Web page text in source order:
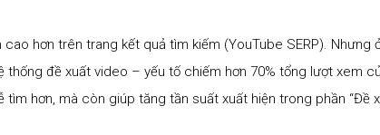
hơn trên trang kết quả tìm kiếm (YouTube SERP). Nhưng
thống đề xuất video – yếu tố chiếm hơn 70% tổng lượt xem
hơn, mà còn giúp tăng tần suất xuất hiện trong phần “Đề